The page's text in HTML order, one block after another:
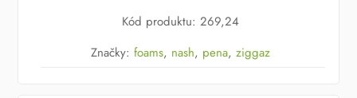
Kód produktu: 269,24
Značky: foams, nash, pena, ziggaz